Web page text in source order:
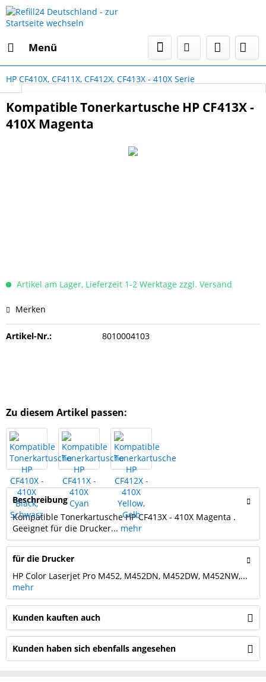
Menü
HP CF410X, CF411X, CF412X, CF413X - 410X Serie
Kompatible Tonerkartusche HP CF413X -
410X Magenta
Artikel am Lager, Lieferzeit 1-2 Werktage zzgl. Versand
Merken
Artikel-Nr.: 8010004103
Zu diesem Artikel passen:
Beschreibung
Kompatible Tonerkartusche HP CF413X - 410X Magenta .
Geeignet für die Drucker... mehr
für die Drucker
HP Color Laserjet Pro M452, M452DN, M452DW, M452NW,...
mehr
Kunden kauften auch
Kunden haben sich ebenfalls angesehen